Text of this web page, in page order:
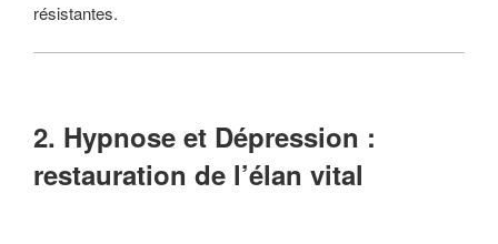
résistantes.
2. Hypnose et Dépression :
restauration de l’élan vital